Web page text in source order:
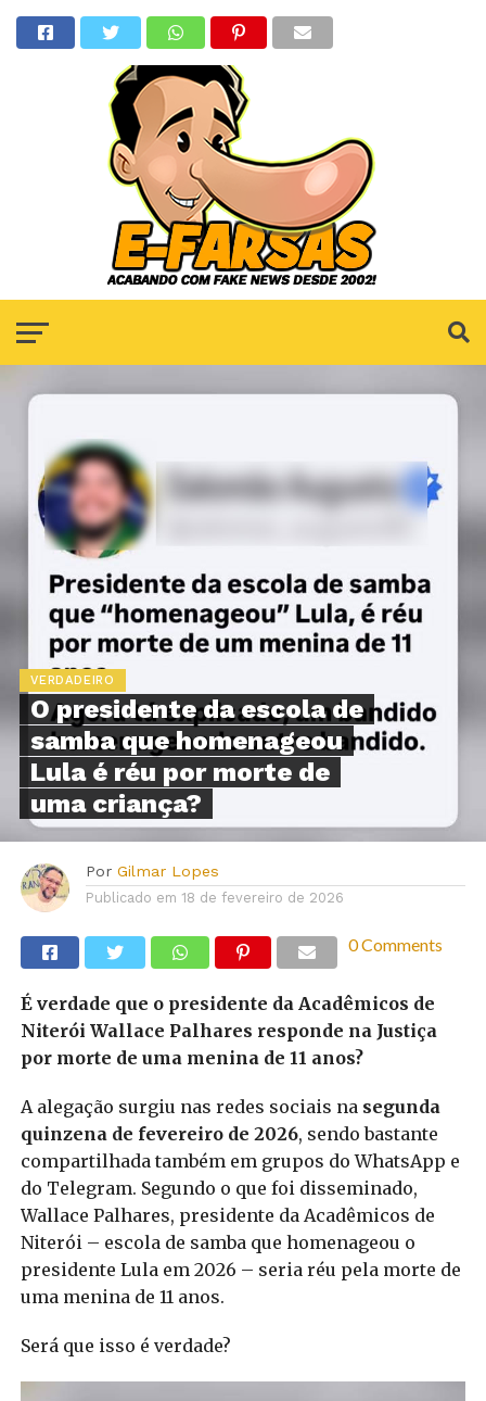
VERDADEIRO
O presidente da escola de
samba que homenageou
Lula é réu por morte de
uma criança?
Por Gilmar Lopes
Publicado em 18 de fevereiro de 2026
0 Comments
É verdade que o presidente da Acadêmicos de
Niterói Wallace Palhares responde na Justiça
por morte de uma menina de 11 anos?
A alegação surgiu nas redes sociais na segunda
quinzena de fevereiro de 2026, sendo bastante
compartilhada também em grupos do WhatsApp e
do Telegram. Segundo o que foi disseminado,
Wallace Palhares, presidente da Acadêmicos de
Niterói – escola de samba que homenageou o
presidente Lula em 2026 – seria réu pela morte de
uma menina de 11 anos.
Será que isso é verdade?